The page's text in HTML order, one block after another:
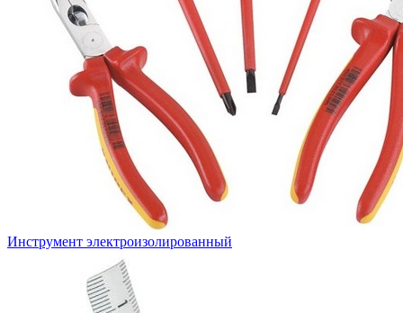
Инструмент электроизолированный